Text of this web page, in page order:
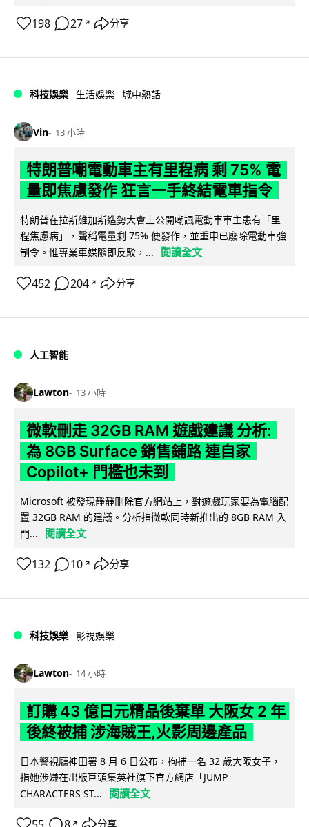
198 27 ↗ 分享
科技娛樂 生活娛樂 城中熱話
Vin 13 小時
特朗普嘲電動車主有里程病 剩 75% 電
量即焦慮發作 狂言一手終結電車指令
特朗普在拉斯維加斯造勢大會上公開嘲諷電動車車主患有「里
程焦慮病」，聲稱電量剩 75% 便發作，並重申已廢除電動車強
制令。惟專業車媒隨即反駁，...
閱讀全文
452 204 ↗ 分享
人工智能
Lawton 13 小時
微軟刪走 32GB RAM 遊戲建議 分析:
為 8GB Surface 銷售鋪路 連自家
Copilot+ 門檻也未到
Microsoft 被發現靜靜刪除官方網站上，對遊戲玩家要為電腦配
置 32GB RAM 的建議。分析指微軟同時新推出的 8GB RAM 入
門...
閱讀全文
132 10 ↗ 分享
科技娛樂 影視娛樂
Lawton 14 小時
訂購 43 億日元精品後棄單 大阪女 2 年
後終被捕 涉海賊王,火影周邊產品
日本警視廳神田署 8 月 6 日公布，拘捕一名 32 歲大阪女子，
指她涉嫌在出版巨頭集英社旗下官方網店「JUMP
CHARACTERS ST...
閱讀全文
↗ 分享